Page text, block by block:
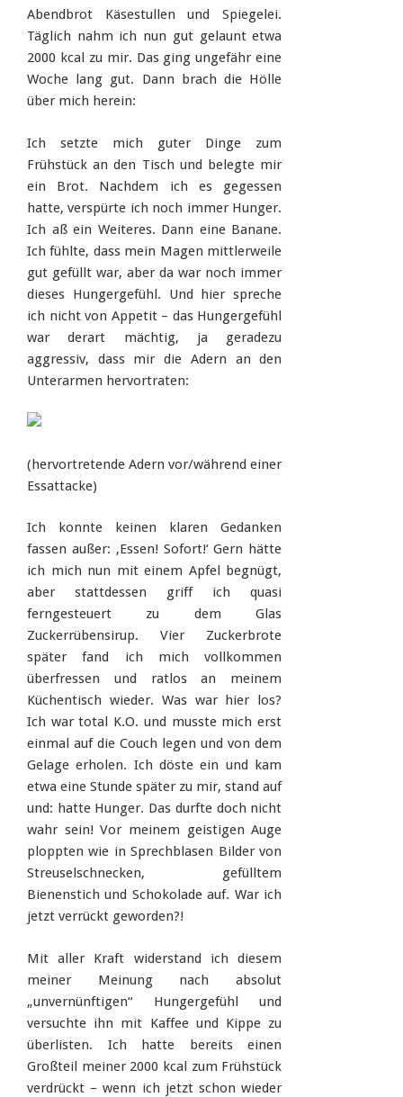
Abendbrot Käsestullen und Spiegelei.
Täglich nahm ich nun gut gelaunt etwa
2000 kcal zu mir. Das ging ungefähr eine
Woche lang gut. Dann brach die Hölle
über mich herein:
Ich setzte mich guter Dinge zum
Frühstück an den Tisch und belegte mir
ein Brot. Nachdem ich es gegessen
hatte, verspürte ich noch immer Hunger.
Ich aß ein Weiteres. Dann eine Banane.
Ich fühlte, dass mein Magen mittlerweile
gut gefüllt war, aber da war noch immer
dieses Hungergefühl. Und hier spreche
ich nicht von Appetit – das Hungergefühl
war derart mächtig, ja geradezu
aggressiv, dass mir die Adern an den
Unterarmen hervortraten:
(hervortretende Adern vor/während einer
Essattacke)
Ich konnte keinen klaren Gedanken
fassen außer: ‚Essen! Sofort!‘ Gern hätte
ich mich nun mit einem Apfel begnügt,
aber stattdessen griff ich quasi
ferngesteuert zu dem Glas
Zuckerrübensirup. Vier Zuckerbrote
später fand ich mich vollkommen
überfressen und ratlos an meinem
Küchentisch wieder. Was war hier los?
Ich war total K.O. und musste mich erst
einmal auf die Couch legen und von dem
Gelage erholen. Ich döste ein und kam
etwa eine Stunde später zu mir, stand auf
und: hatte Hunger. Das durfte doch nicht
wahr sein! Vor meinem geistigen Auge
ploppten wie in Sprechblasen Bilder von
Streuselschnecken, gefülltem
Bienenstich und Schokolade auf. War ich
jetzt verrückt geworden?!
Mit aller Kraft widerstand ich diesem
meiner Meinung nach absolut
„unvernünftigen“ Hungergefühl und
versuchte ihn mit Kaffee und Kippe zu
überlisten. Ich hatte bereits einen
Großteil meiner 2000 kcal zum Frühstück
verdrückt – wenn ich jetzt schon wieder